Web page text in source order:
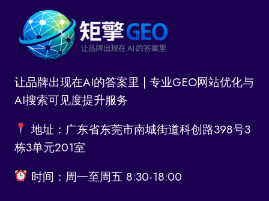
让品牌出现在AI的答案里 | 专业GEO网站优化与
AI搜索可见度提升服务
地址：广东省东莞市南城街道科创路398号3
栋3单元201室
时间：周一至周五 8:30-18:00